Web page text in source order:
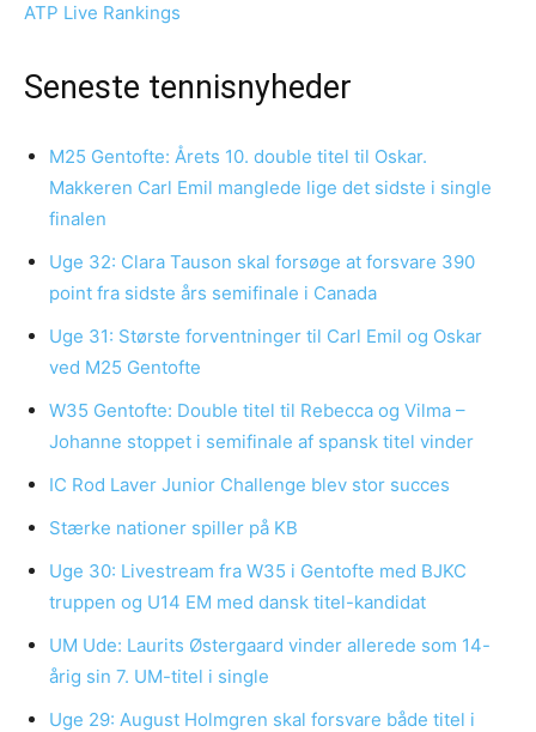
ATP Live Rankings
Seneste tennisnyheder
M25 Gentofte: Årets 10. double titel til Oskar.
Makkeren Carl Emil manglede lige det sidste i single
finalen
Uge 32: Clara Tauson skal forsøge at forsvare 390
point fra sidste års semifinale i Canada
Uge 31: Største forventninger til Carl Emil og Oskar
ved M25 Gentofte
W35 Gentofte: Double titel til Rebecca og Vilma –
Johanne stoppet i semifinale af spansk titel vinder
IC Rod Laver Junior Challenge blev stor succes
Stærke nationer spiller på KB
Uge 30: Livestream fra W35 i Gentofte med BJKC
truppen og U14 EM med dansk titel-kandidat
UM Ude: Laurits Østergaard vinder allerede som 14-
årig sin 7. UM-titel i single
Uge 29: August Holmgren skal forsvare både titel i